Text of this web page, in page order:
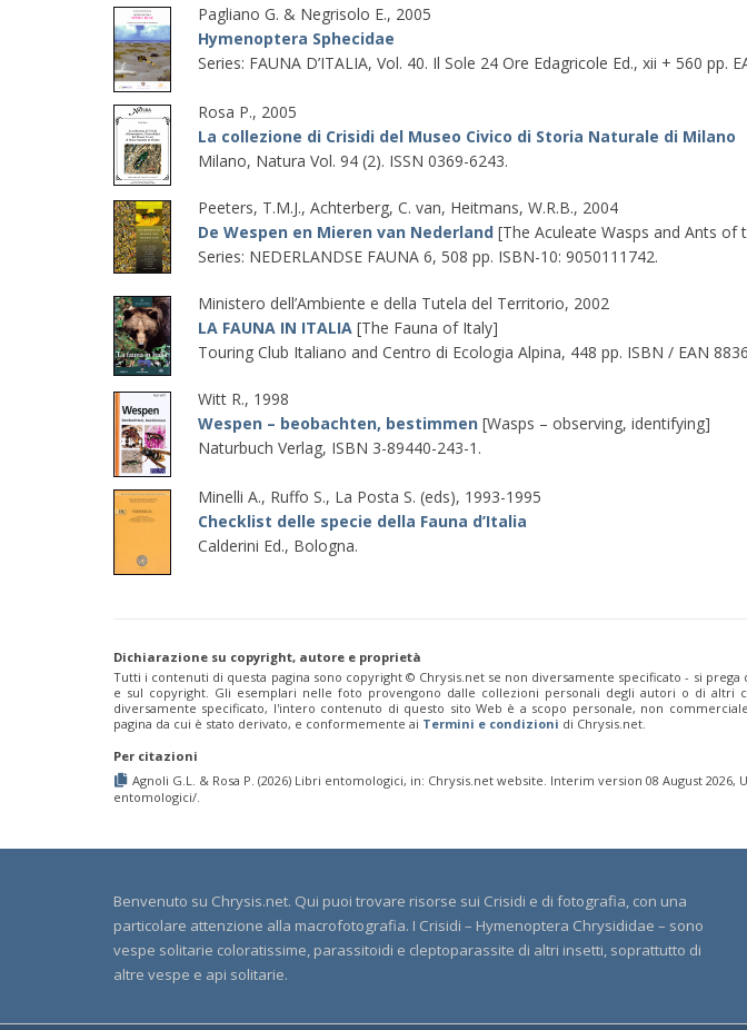
Pagliano G. & Negrisolo E., 2005
Hymenoptera Sphecidae
Series: FAUNA D’ITALIA, Vol. 40. Il Sole 24 Ore Edagricole Ed., xii + 560 pp.
Rosa P., 2005
La collezione di Crisidi del Museo Civico di Storia Naturale di Milano
Milano, Natura Vol. 94 (2). ISSN 0369-6243.
Peeters, T.M.J., Achterberg, C. van, Heitmans, W.R.B., 2004
De Wespen en Mieren van Nederland [The Aculeate Wasps and Ants of
Series: NEDERLANDSE FAUNA 6, 508 pp. ISBN-10: 9050111742.
Ministero dell’Ambiente e della Tutela del Territorio, 2002
LA FAUNA IN ITALIA [The Fauna of Italy]
Touring Club Italiano and Centro di Ecologia Alpina, 448 pp. ISBN / EAN
Witt R., 1998
Wespen – beobachten, bestimmen [Wasps – observing, identifying]
Naturbuch Verlag, ISBN 3-89440-243-1.
Minelli A., Ruffo S., La Posta S. (eds), 1993-1995
Checklist delle specie della Fauna d’Italia
Calderini Ed., Bologna.
Dichiarazione su copyright, autore e proprietà
Tutti i contenuti di questa pagina sono copyright ©️ Chrysis.net se non diversamente specificato - si
e sul copyright. Gli esemplari nelle foto provengono dalle collezioni personali degli autori o di altri
diversamente specificato, l'intero contenuto di questo sito Web è a scopo personale, non
pagina da cui è stato derivato, e conformemente ai Termini e condizioni di Chrysis.net.
Per citazioni
Agnoli G.L. & Rosa P. (2026) Libri entomologici, in: Chrysis.net website. Interim version 08 August
entomologici/.
Benvenuto su Chrysis.net. Qui puoi trovare risorse sui Crisidi e di fotografia, con una
particolare attenzione alla macrofotografia. I Crisidi – Hymenoptera Chrysididae – sono
vespe solitarie coloratissime, parassitoidi e cleptoparassite di altri insetti, soprattutto di
altre vespe e api solitarie.